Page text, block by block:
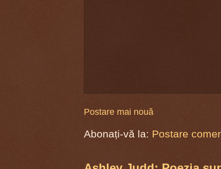
Postare mai nouă
Abonați-vă la: Postare